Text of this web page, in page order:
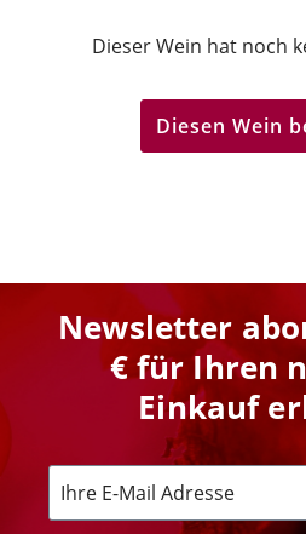
Dieser Wein hat noch
Diesen Wein
Newsletter
€ für Ihren
Einkauf